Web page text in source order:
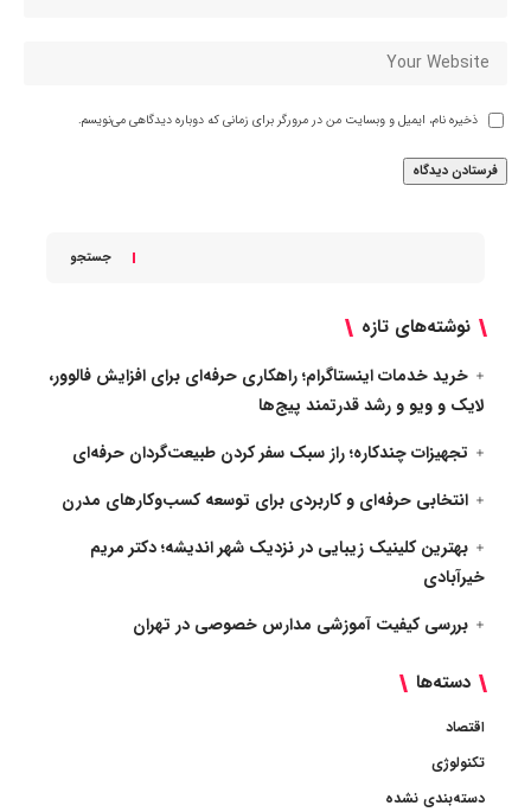
ذخیره نام، ایمیل و وبسایت من در مرورگر برای زمانی که دوباره دیدگاهی می‌نویسم.
جستجو
نوشته‌های تازه
خرید خدمات اینستاگرام؛ راهکاری حرفه‌ای برای افزایش فالوور،
لایک و ویو و رشد قدرتمند پیج‌ها
تجهیزات چندکاره؛ راز سبک سفر کردن طبیعت‌گردان حرفه‌ای
انتخابی حرفه‌ای و کاربردی برای توسعه کسب‌وکارهای مدرن
بهترین کلینیک زیبایی در نزدیک شهر اندیشه؛ دکتر مریم
خیرآبادی
بررسی کیفیت آموزشی مدارس خصوصی در تهران
دسته‌ها
اقتصاد
تکنولوژی
دسته‌بندی نشده